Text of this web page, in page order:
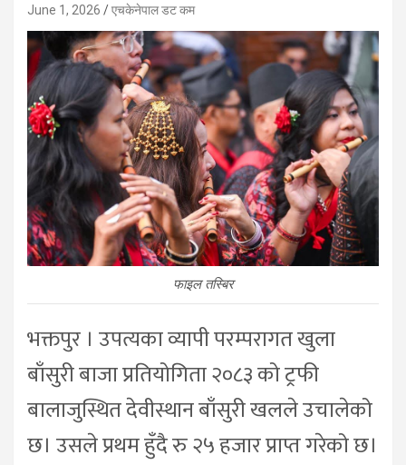
June 1, 2026 एचकेनेपाल डट कम
फाइल तस्बिर
भक्तपुर । उपत्यका व्यापी परम्परागत खुला
बाँसुरी बाजा प्रतियोगिता २०८३ को ट्रफी
बालाजुस्थित देवीस्थान बाँसुरी खलले उचालेको
छ। उसले प्रथम हुँदै रु २५ हजार प्राप्त गरेको छ।